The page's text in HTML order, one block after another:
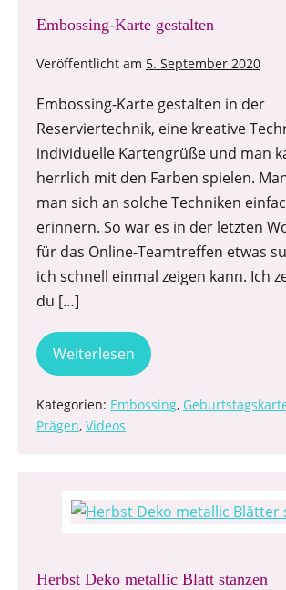
Embossing-Karte gestalten
Veröffentlicht am 5. September 2020
Embossing-Karte gestalten in der
Reserviertechnik, eine kreative
individuelle Kartengrüße und man
herrlich mit den Farben spielen.
man sich an solche Techniken
erinnern. So war es in der letzten
für das Online-Teamtreffen etwas
ich schnell einmal zeigen kann. Ich
du […]
Weiterlesen
Kategorien: Embossing,
Prägen, Videos
Herbst Deko metallic Blatt stanzen